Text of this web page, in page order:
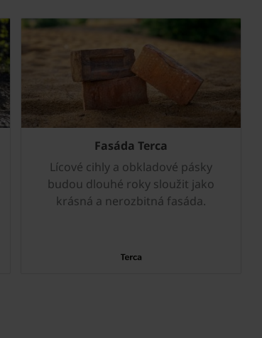
Fasáda Terca
Lícové cihly a obkladové pásky
budou dlouhé roky sloužit jako
krásná a nerozbitná fasáda.